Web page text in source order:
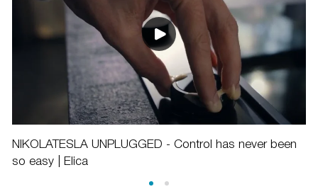
NIKOLATESLA UNPLUGGED - Control has never been
so easy | Elica